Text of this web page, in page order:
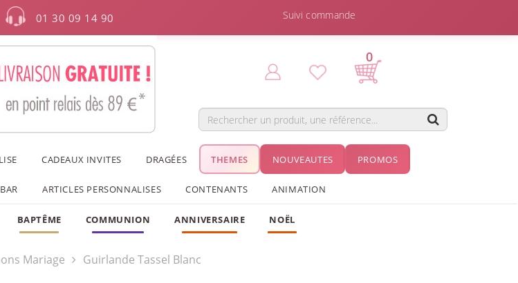
01 30 09 14 90 Suivi commande
0
CADEAUX INVITES DRAGÉES THEMES NOUVEAUTES PROMOS
ARTICLES PERSONNALISES CONTENANTS ANIMATION
BAPTÊME COMMUNION ANNIVERSAIRE NOËL
Mariage Guirlande Tassel Blanc